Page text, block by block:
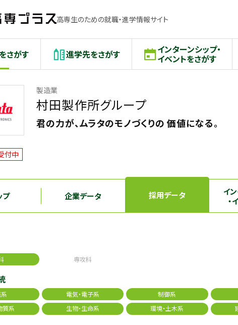
高専生のための就職・進学情報サイト
さがす 進学先をさがす インターンシップ・
イベントをさがす
製造業
村田製作所グループ
君の力が、ムラタのモノづくりの 価値になる。
付中
プ 企業データ 採用データ
イ
・
専攻科
電気・電子系 制御系
質系
生物・生命系 環境・土木系